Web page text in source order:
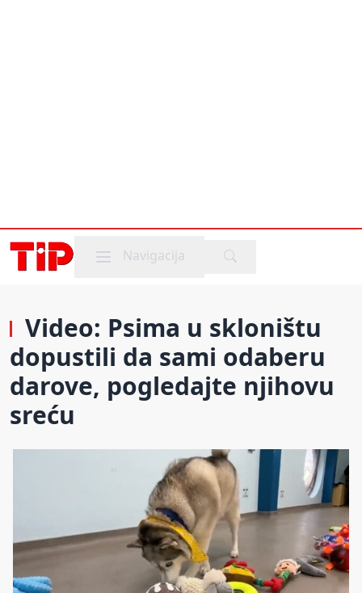
Mobile menu
Navigacija
Video: Psima u skloništu
dopustili da sami odaberu
darove, pogledajte njihovu
sreću